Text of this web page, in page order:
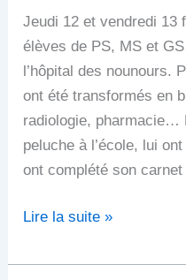
Jeudi 12 et vendredi 13
élèves de PS, MS et
l’hôpital des nounours.
ont été transformés en
radiologie, pharmacie…
peluche à l’école, lui
ont complété son carnet
Lire la suite »